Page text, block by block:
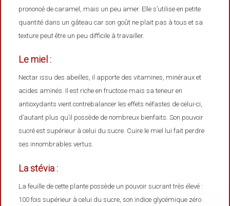
prononcé de caramel, mais un peu amer. Elle s’utilise en petite
quantité dans un gâteau car son goût ne plait pas à tous et sa
texture peut être un peu difficile à travailler.
Le miel :
Nectar issu des abeilles, il apporte des vitamines, minéraux et
acides aminés. Il est riche en fructose mais sa teneur en
antioxydants vient contrebalancer les effets néfastes de celui-ci,
d’autant plus qu’il possède de nombreux bienfaits. Son pouvoir
sucré est supérieur à celui du sucre. Cuire le miel lui fait perdre
ses innombrables vertus.
La stévia :
La feuille de cette plante possède un pouvoir sucrant très élevé :
100 fois supérieur à celui du sucre, son indice glycémique zéro